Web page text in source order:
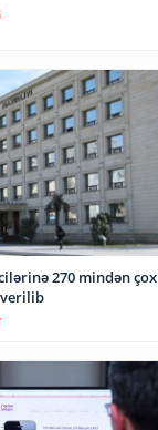
270 mindən çox
verilib